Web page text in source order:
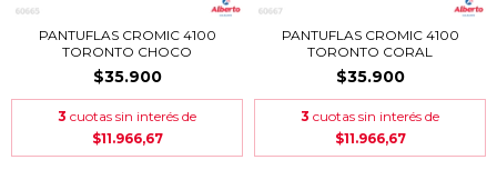
PANTUFLAS CROMIC 4100
TORONTO CHOCO
$35.900
3 cuotas sin interés de
$11.966,67
PANTUFLAS CROMIC 4100
TORONTO CORAL
$35.900
3 cuotas sin interés de
$11.966,67